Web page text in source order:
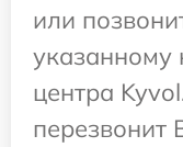
или
указанному
центра
перезвонит